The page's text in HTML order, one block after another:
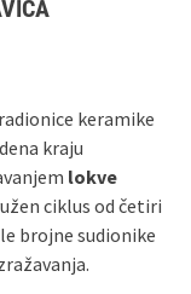
keramike
kraju
lokve
ciklus od četiri
brojne sudionike